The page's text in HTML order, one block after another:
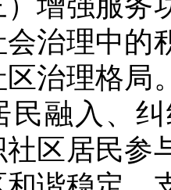
治理中的
治理格局
民融入、
区居民参